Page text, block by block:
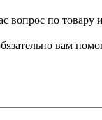
по товару
вам